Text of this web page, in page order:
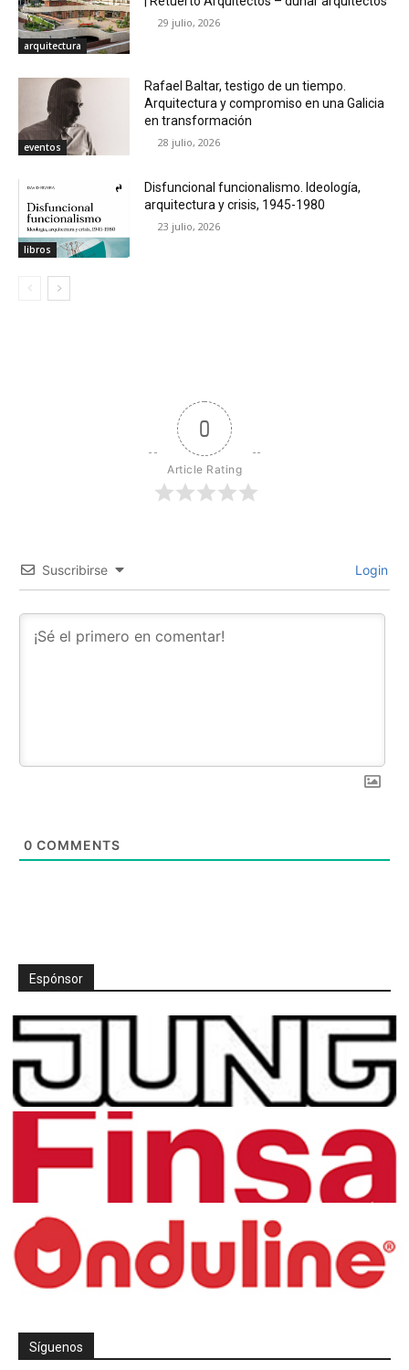
arquitectura
29 julio, 2026
eventos
Rafael Baltar, testigo de un tiempo.
Arquitectura y compromiso en una Galicia
en transformación
28 julio, 2026
libros
Disfuncional funcionalismo. Ideología,
arquitectura y crisis, 1945-1980
23 julio, 2026
0
Article Rating
Suscribirse Login
0 COMMENTS
Espónsor
Síguenos